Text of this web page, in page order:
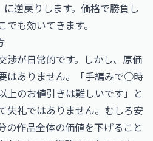
逆戻りします。価格で勝負し
も効いてきます。
渉が日常的です。しかし、原価
はありません。「手編みで○時
上のお値引きは難しいです」と
失礼ではありません。むしろ安
の作品全体の価値を下げること